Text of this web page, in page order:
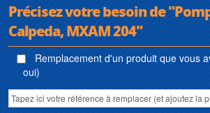
Précisez votre besoin de
Calpeda, MXAM 204"
Remplacement d'un produit que vous
oui)